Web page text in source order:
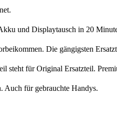
und Displaytausch in 20
Die gängigsten
steht für Original Ersatzteil.
Auch für gebrauchte Handys.